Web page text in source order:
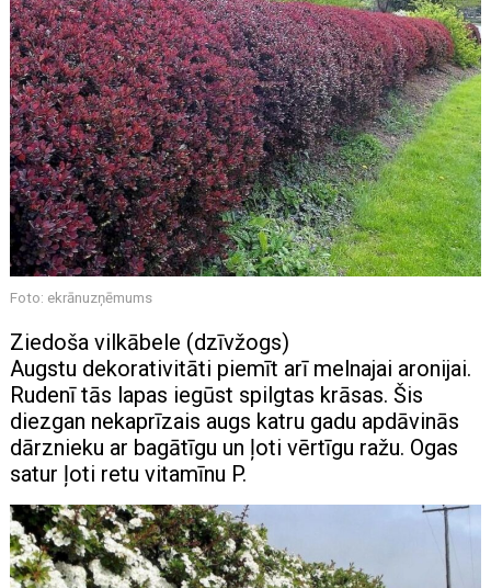
Foto: ekrānuzņēmums
Ziedoša vilkābele (dzīvžogs)
Augstu dekorativitāti piemīt arī melnajai aronijai.
Rudenī tās lapas iegūst spilgtas krāsas. Šis
diezgan nekaprīzais augs katru gadu apdāvinās
dārznieku ar bagātīgu un ļoti vērtīgu ražu. Ogas
satur ļoti retu vitamīnu P.